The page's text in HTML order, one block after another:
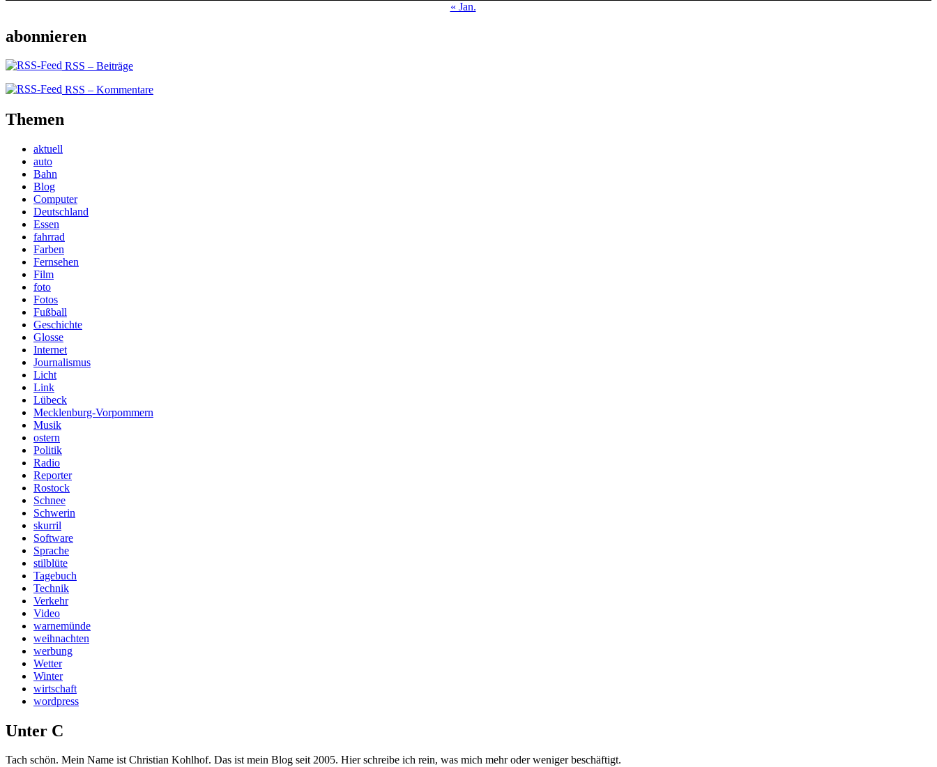
« Jan.
abonnieren
RSS – Beiträge
RSS – Kommentare
Themen
aktuell
auto
Bahn
Blog
Computer
Deutschland
Essen
fahrrad
Farben
Fernsehen
Film
foto
Fotos
Fußball
Geschichte
Glosse
Internet
Journalismus
Licht
Link
Lübeck
Mecklenburg-Vorpommern
Musik
ostern
Politik
Radio
Reporter
Rostock
Schnee
Schwerin
skurril
Software
Sprache
stilblüte
Tagebuch
Technik
Verkehr
Video
warnemünde
weihnachten
werbung
Wetter
Winter
wirtschaft
wordpress
Unter C
Tach schön. Mein Name ist Christian Kohlhof. Das ist mein Blog seit 2005. Hier schreibe ich rein, was mich mehr oder weniger beschäftigt.